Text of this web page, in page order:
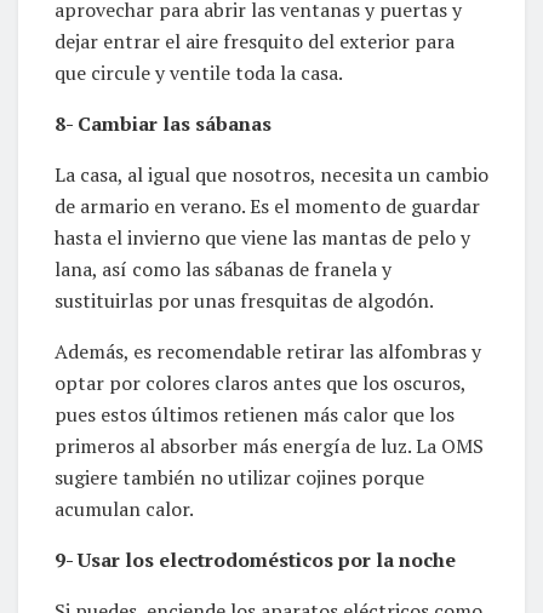
aprovechar para abrir las ventanas y puertas y
dejar entrar el aire fresquito del exterior para
que circule y ventile toda la casa.
8- Cambiar las sábanas
La casa, al igual que nosotros, necesita un cambio
de armario en verano. Es el momento de guardar
hasta el invierno que viene las mantas de pelo y
lana, así como las sábanas de franela y
sustituirlas por unas fresquitas de algodón.
Además, es recomendable retirar las alfombras y
optar por colores claros antes que los oscuros,
pues estos últimos retienen más calor que los
primeros al absorber más energía de luz. La OMS
sugiere también no utilizar cojines porque
acumulan calor.
9- Usar los electrodomésticos por la noche